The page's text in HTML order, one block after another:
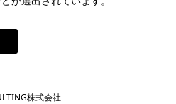
株式会社